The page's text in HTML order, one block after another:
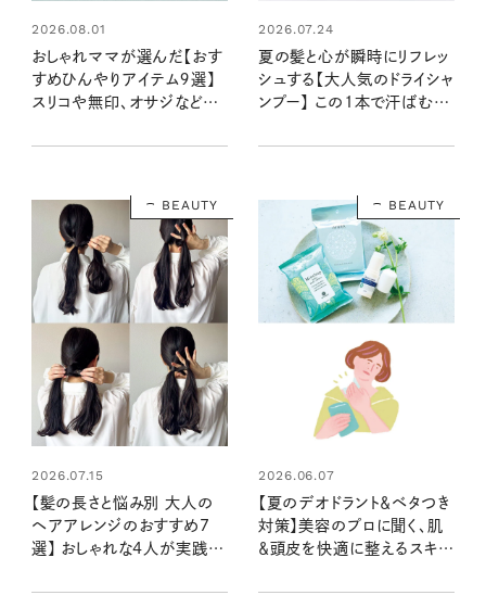
2026.08.01
おしゃれママが選んだ【おす
すめひんやりアイテム９選】
スリコや無印、オサジなど…
みんなにやさしいグッズ
2026.07.24
夏の髪と心が瞬時にリフレッ
シュする【大人気のドライシャ
ンプー】 この1本で汗ばむ季
BEAUTY
2026.07.15
【髪の長さと悩み別 大人の
ヘアアレンジのおすすめ7
選】 おしゃれな4人が実践す
するワザ #リンネル暮らし部
BEAUTY
2026.06.07
【夏のデオドラント＆ベタつき
対策】美容のプロに聞く、肌
＆頭皮を快適に整えるスキン